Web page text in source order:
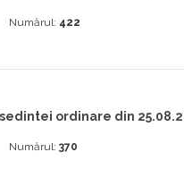
Numărul: 422
ordinare din
Numărul: 370